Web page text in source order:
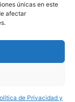
únicas en este
afectar
de Privacidad y